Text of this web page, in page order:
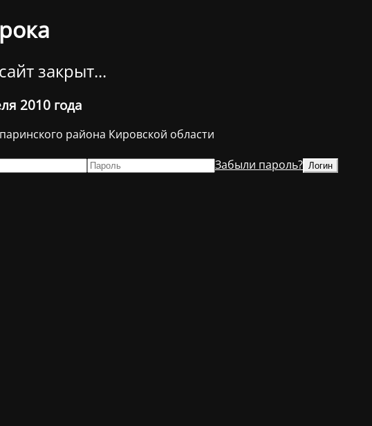
закрыт...
2010 года
района Кировской области
Забыли пароль?